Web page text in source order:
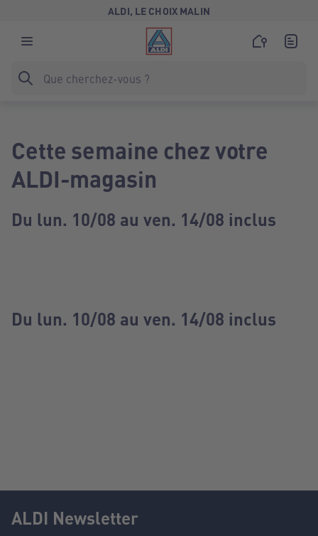
ALDI, LE CHOIX MALIN
Cette semaine chez votre
ALDI-magasin
Du lun. 10/08 au ven. 14/08 inclus
Du lun. 10/08 au ven. 14/08 inclus
ALDI Newsletter